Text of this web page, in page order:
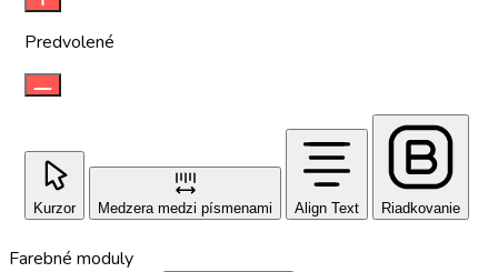
Predvolené
Kurzor Medzera medzi písmenami Align Text Riadkovanie
Farebné moduly